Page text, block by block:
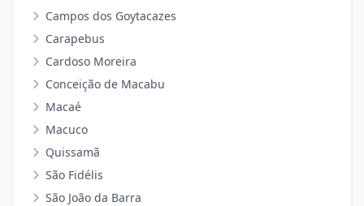
Campos dos Goytacazes
Carapebus
Cardoso Moreira
Conceição de Macabu
Macaé
Macuco
Quissamã
São Fidélis
São João da Barra